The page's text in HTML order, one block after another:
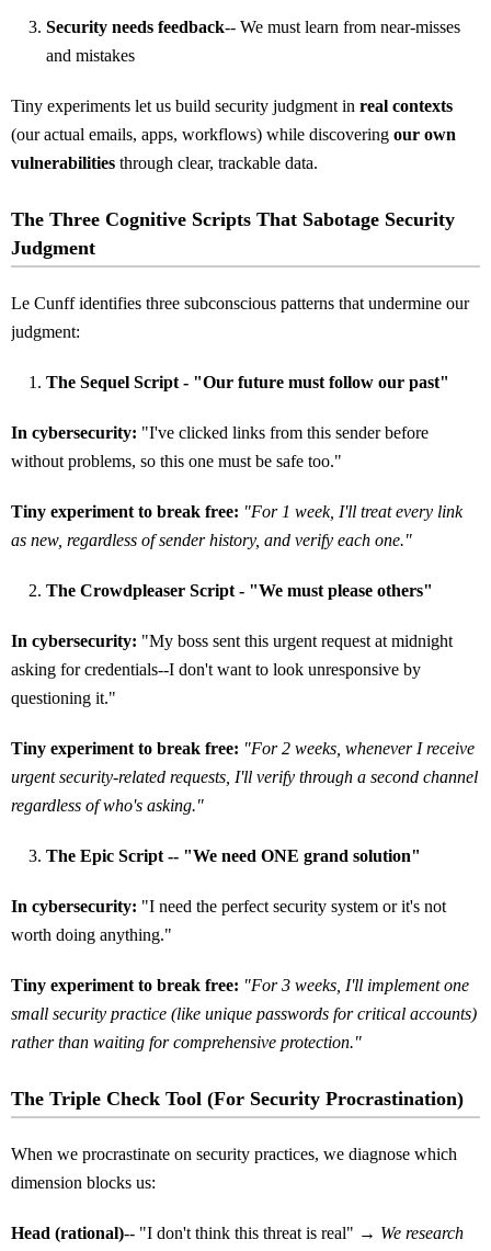
Security needs feedback-- We must learn from near-misses
and mistakes
Tiny experiments let us build security judgment in real contexts
(our actual emails, apps, workflows) while discovering our own
vulnerabilities through clear, trackable data.
The Three Cognitive Scripts That Sabotage Security
Judgment
Le Cunff identifies three subconscious patterns that undermine our
judgment:
The Sequel Script - "Our future must follow our past"
In cybersecurity: "I've clicked links from this sender before
without problems, so this one must be safe too."
Tiny experiment to break free: "For 1 week, I'll treat every link
as new, regardless of sender history, and verify each one."
The Crowdpleaser Script - "We must please others"
In cybersecurity: "My boss sent this urgent request at midnight
asking for credentials--I don't want to look unresponsive by
questioning it."
Tiny experiment to break free: "For 2 weeks, whenever I receive
urgent security-related requests, I'll verify through a second channel
regardless of who's asking."
The Epic Script -- "We need ONE grand solution"
In cybersecurity: "I need the perfect security system or it's not
worth doing anything."
Tiny experiment to break free: "For 3 weeks, I'll implement one
small security practice (like unique passwords for critical accounts)
rather than waiting for comprehensive protection."
The Triple Check Tool (For Security Procrastination)
When we procrastinate on security practices, we diagnose which
dimension blocks us:
Head (rational)-- "I don't think this threat is real" → We research